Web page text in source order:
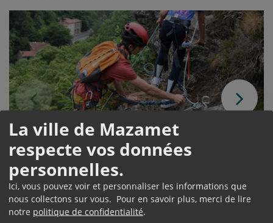
La ville de Mazamet
respecte vos données
personnelles.
Ici, vous pouvez voir et personnaliser les informations que
nous collectons sur vous. Pour en savoir plus, merci de lire
notre politique de confidentialité.
Photo précédente
Informations et réservations